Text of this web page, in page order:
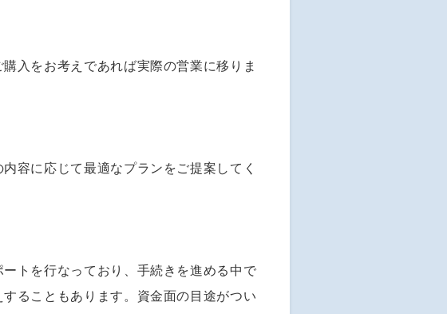
入をお考えであれば実際の営業に移りま
容に応じて最適なプランをご提案してく
トを行なっており、手続きを進める中で
ることもあります。資金面の目途がつい